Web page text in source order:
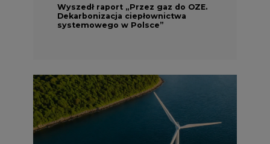
Wyszedł raport „Przez gaz do OZE.
Dekarbonizacja ciepłownictwa
systemowego w Polsce”